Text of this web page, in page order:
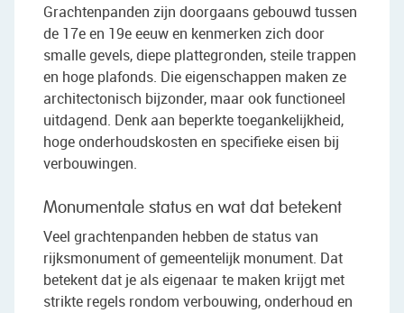
Grachtenpanden zijn doorgaans gebouwd tussen
de 17e en 19e eeuw en kenmerken zich door
smalle gevels, diepe plattegronden, steile trappen
en hoge plafonds. Die eigenschappen maken ze
architectonisch bijzonder, maar ook functioneel
uitdagend. Denk aan beperkte toegankelijkheid,
hoge onderhoudskosten en specifieke eisen bij
verbouwingen.
Monumentale status en wat dat betekent
Veel grachtenpanden hebben de status van
rijksmonument of gemeentelijk monument. Dat
betekent dat je als eigenaar te maken krijgt met
strikte regels rondom verbouwing, onderhoud en